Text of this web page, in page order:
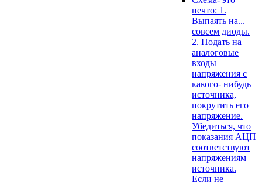
нечто: 1.
Выпаять на...
совсем диоды.
2. Подать на
аналоговые
входы
напряжения с
какого- нибудь
источника,
покрутить его
напряжение.
Убедиться, что
показания АЦП
соответствуют
напряжениям
источника.
Если не